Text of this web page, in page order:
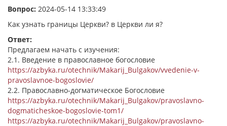
Вопрос: 2024-05-14 13:33:49
Как узнать границы Церкви? в Церкви ли я?
Ответ:
Предлагаем начать с изучения:
2.1. Введение в православное богословие
https://azbyka.ru/otechnik/Makarij_Bulgakov/vvedenie-v-
pravoslavnoe-bogoslovie/
2.2. Православно-догматическое Богословие
https://azbyka.ru/otechnik/Makarij_Bulgakov/pravoslavno-
dogmaticheskoe-bogoslovie-tom1/
https://azbyka.ru/otechnik/Makarij_Bulgakov/pravoslavno-